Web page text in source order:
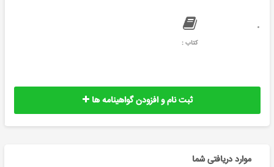
کتاب :
ثبت نام و افزودن گواهینامه ها
موارد دریافتی شما